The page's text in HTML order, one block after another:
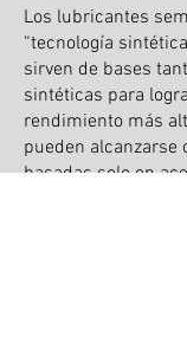
Los lubricantes
“tecnología
sirven de bases
sintéticas para
rendimiento más
pueden alcanzarse
basadas solo en